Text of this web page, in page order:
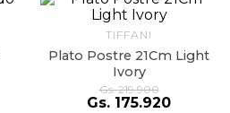
TIFFANI
Plato Postre 21Cm Light
Ivory
Gs. 219.900
Gs. 175.920